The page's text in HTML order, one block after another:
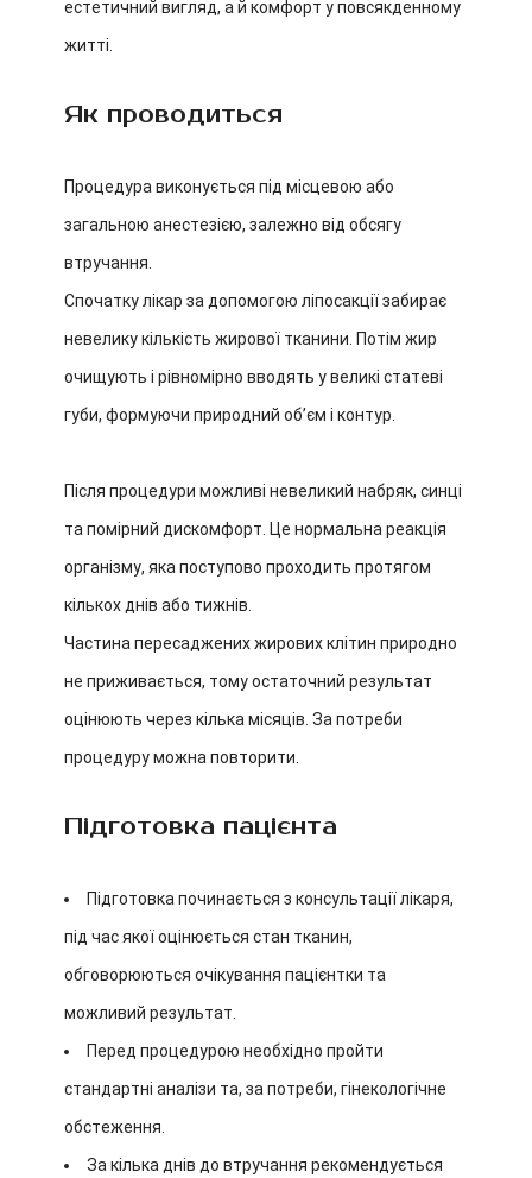
естетичний вигляд, а й комфорт у повсякденному
житті.
Як проводиться
Процедура виконується під місцевою або
загальною анестезією, залежно від обсягу
втручання.
Спочатку лікар за допомогою ліпосакції забирає
невелику кількість жирової тканини. Потім жир
очищують і рівномірно вводять у великі статеві
губи, формуючи природний об’єм і контур.
Після процедури можливі невеликий набряк, синці
та помірний дискомфорт. Це нормальна реакція
організму, яка поступово проходить протягом
кількох днів або тижнів.
Частина пересаджених жирових клітин природно
не приживається, тому остаточний результат
оцінюють через кілька місяців. За потреби
процедуру можна повторити.
Підготовка пацієнта
Підготовка починається з консультації лікаря,
під час якої оцінюється стан тканин,
обговорюються очікування пацієнтки та
можливий результат.
Перед процедурою необхідно пройти
стандартні аналізи та, за потреби, гінекологічне
обстеження.
За кілька днів до втручання рекомендується